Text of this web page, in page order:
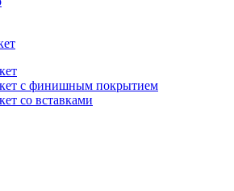
с финишным покрытием
со вставками